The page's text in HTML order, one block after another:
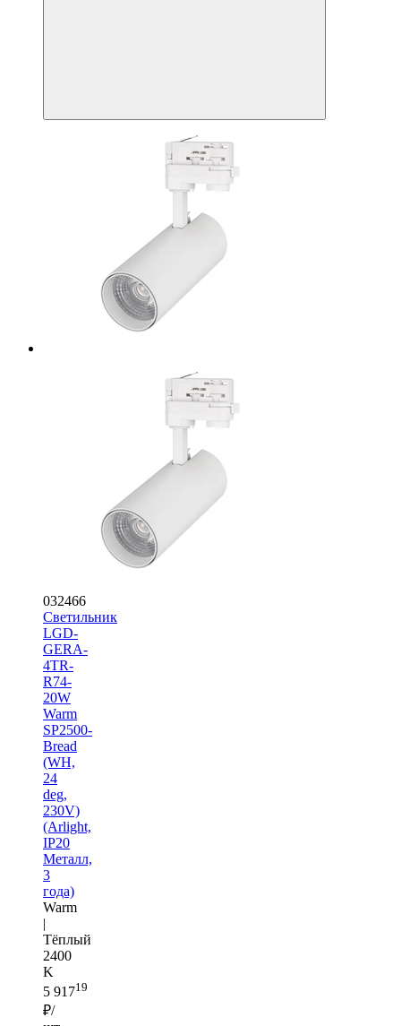
032466
Светильник
LGD-
GERA-
4TR-
R74-
20W
Warm
SP2500-
Bread
(WH,
24
deg,
230V)
(Arlight,
IP20
Металл,
3
года)
Warm
|
Тёплый
2400
K
5 91719
₽/